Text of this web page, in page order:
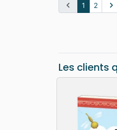
chevron_left 1 2 chevron_right
Les clients